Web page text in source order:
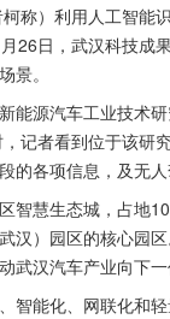
称）利用人工智能
日，武汉科技成
景。
能源汽车工业技术
记者看到位于该研
的各项信息，及无人
智慧生态城，占地
汉）园区的核心园
武汉汽车产业向下一
智能化、网联化和